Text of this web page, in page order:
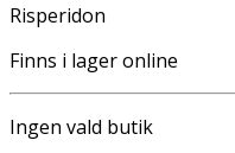
Risperidon
Finns i lager online
Ingen vald butik